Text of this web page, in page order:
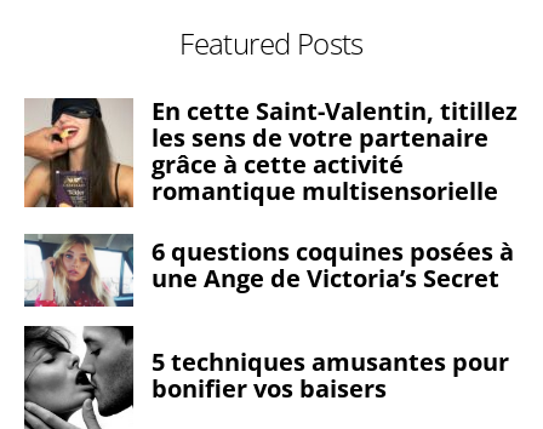
Featured Posts
En cette Saint-Valentin, titillez
les sens de votre partenaire
grâce à cette activité
romantique multisensorielle
6 questions coquines posées à
une Ange de Victoria’s Secret
5 techniques amusantes pour
bonifier vos baisers